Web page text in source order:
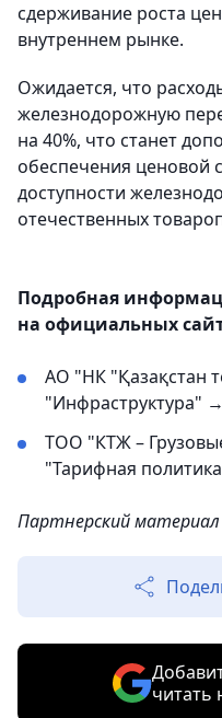
сдерживание роста
внутреннем рынке.
Ожидается, что
железнодорожную
на 40%, что станет
обеспечения ценовой
доступности
отечественных
Подробная
на официальных
АО "НК "Қазақстан
"Инфраструктура"
ТОО "КТЖ –
"Тарифная
Партнерский материал
читать